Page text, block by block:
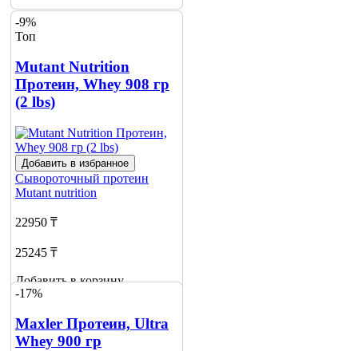
-9%
Топ
Mutant Nutrition
Протеин, Whey 908 гр
(2 lbs)
Добавить в избранное
Сывороточный протеин
Mutant nutrition
22950 ₸
25245 ₸
Добавить в корзину
4
-17%
Maxler Протеин, Ultra
Whey 900 гр